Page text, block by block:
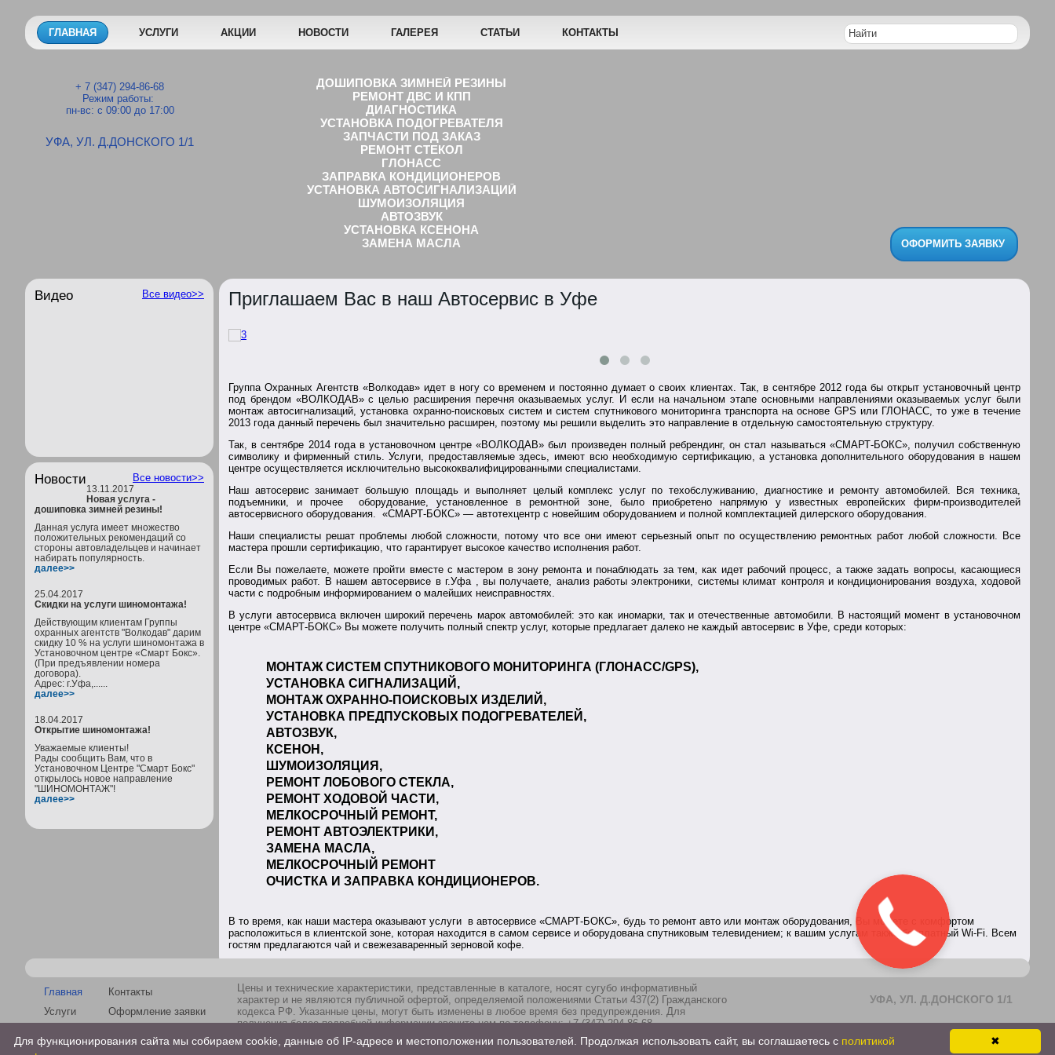
ГЛАВНАЯ УСЛУГИ АКЦИИ НОВОСТИ ГАЛЕРЕЯ СТАТЬИ КОНТАКТЫ
+ 7 (347) 294-86-68
Режим работы:
пн-вс: с 09:00 до 17:00
УФА, УЛ. Д.ДОНСКОГО 1/1
ДОШИПОВКА ЗИМНЕЙ РЕЗИНЫ
РЕМОНТ ДВС И КПП
ДИАГНОСТИКА
УСТАНОВКА ПОДОГРЕВАТЕЛЯ
ЗАПЧАСТИ ПОД ЗАКАЗ
РЕМОНТ СТЕКОЛ
ГЛОНАСС
ЗАПРАВКА КОНДИЦИОНЕРОВ
УСТАНОВКА АВТОСИГНАЛИЗАЦИЙ
ШУМОИЗОЛЯЦИЯ
AВТОЗВУК
УСТАНОВКА КСЕНОНА
ЗАМЕНА МАСЛА
TЮНИНГ
УСТАНОВКА ДОПОЛНИТЕЛЬНОГО ОБОРУДОВАНИЯ
ОФОРМИТЬ ЗАЯВКУ
Приглашаем Вас в наш Автосервис в Уфе
Группа Охранных Агентств «Волкодав» идет в ногу со временем и постоянно думает о своих клиентах. Так, в сентябре 2012 года бы открыт установочный центр
под брендом «ВОЛКОДАВ» с целью расширения перечня оказываемых услуг. И если на начальном этапе основными направлениями оказываемых услуг были
монтаж автосигнализаций, установка охранно-поисковых систем и систем спутникового мониторинга транспорта на основе GPS или ГЛОНАСС, то уже в течение
2013 года данный перечень был значительно расширен, поэтому мы решили выделить это направление в отдельную самостоятельную структуру.
Так, в сентябре 2014 года в установочном центре «ВОЛКОДАВ» был произведен полный ребрендинг, он стал называться «СМАРТ-БОКС», получил собственную
символику и фирменный стиль. Услуги, предоставляемые здесь, имеют всю необходимую сертификацию, а установка дополнительного оборудования в нашем
центре осуществляется исключительно высококвалифицированными специалистами.
Наш автосервис занимает большую площадь и выполняет целый комплекс услуг по техобслуживанию, диагностике и ремонту автомобилей. Вся техника,
подъемники, и прочее оборудование, установленное в ремонтной зоне, было приобретено напрямую у известных европейских фирм-производителей
автосервисного оборудования. «СМАРТ-БОКС» — автотехцентр с новейшим оборудованием и полной комплектацией дилерского оборудования.
Наши специалисты решат проблемы любой сложности, потому что все они имеют серьезный опыт по осуществлению ремонтных работ любой сложности. Все
мастера прошли сертификацию, что гарантирует высокое качество исполнения работ.
Если Вы пожелаете, можете пройти вместе с мастером в зону ремонта и понаблюдать за тем, как идет рабочий процесс, а также задать вопросы, касающиеся
проводимых работ. В нашем автосервисе в г.Уфа , вы получаете, анализ работы электроники, системы климат контроля и кондиционирования воздуха, ходовой
части с подробным информированием о малейших неисправностях.
В услуги автосервиса включен широкий перечень марок автомобилей: это как иномарки, так и отечественные автомобили. В настоящий момент в установочном
центре «СМАРТ-БОКС» Вы можете получить полный спектр услуг, которые предлагает далеко не каждый автосервис в Уфе, среди которых:
МОНТАЖ СИСТЕМ СПУТНИКОВОГО МОНИТОРИНГА (ГЛОНАСС/GPS),
УСТАНОВКА СИГНАЛИЗАЦИЙ,
МОНТАЖ ОХРАННО-ПОИСКОВЫХ ИЗДЕЛИЙ,
УСТАНОВКА ПРЕДПУСКОВЫХ ПОДОГРЕВАТЕЛЕЙ,
АВТОЗВУК,
КСЕНОН,
ШУМОИЗОЛЯЦИЯ,
РЕМОНТ ЛОБОВОГО СТЕКЛА,
РЕМОНТ ХОДОВОЙ ЧАСТИ,
МЕЛКОСРОЧНЫЙ РЕМОНТ,
РЕМОНТ АВТОЭЛЕКТРИКИ,
ЗАМЕНА МАСЛА,
МЕЛКОСРОЧНЫЙ РЕМОНТ
ОЧИСТКА И ЗАПРАВКА КОНДИЦИОНЕРОВ.
В то время, как наши мастера оказывают услуги в автосервисе «СМАРТ-БОКС», будь то ремонт авто или монтаж оборудования, Вы можете с комфортом
расположиться в клиентской зоне, которая находится в самом сервисе и оборудована спутниковым телевидением; к вашим услугам также бесплатный Wi-Fi. Всем
гостям предлагаются чай и свежезаваренный зерновой кофе.
Видео Все видео>>
Новости Все новости>>
13.11.2017
Новая услуга -
дошиповка зимней резины!
Данная услуга имеет множество
положительных рекомендаций со
стороны автовладельцев и начинает
набирать популярность.
далее>>
25.04.2017
Скидки на услуги шиномонтажа!
Действующим клиентам Группы
охранных агентств "Волкодав" дарим
скидку 10 % на услуги шиномонтажа в
Установочном центре «Смарт Бокс».
(При предъявлении номера
договора).
Адрес: г.Уфа,......
далее>>
18.04.2017
Открытие шиномонтажа!
Уважаемые клиенты!
Рады сообщить Вам, что в
Установочном Центре "Смарт Бокс"
открылось новое направление
"ШИНОМОНТАЖ"!
далее>>
Главная
Услуги
Галерея
Контакты
Оформление заявки
Цены и технические характеристики, представленные в каталоге, носят сугубо информативный
характер и не являются публичной офертой, определяемой положениями Статьи 437(2) Гражданского
кодекса РФ. Указанные цены, могут быть изменены в любое время без предупреждения. Для
получения более подробной информации звоните нам по телефону: +7 (347) 294-86-68.
Все права защищены
УФА, УЛ. Д.ДОНСКОГО 1/1
+ 7 (347) 294-86-68
Режим работы:
✖
Для функционирования сайта мы собираем cookie, данные об IP-адресе и местоположении пользователей. Продолжая использовать сайт, вы соглашаетесь с политикой